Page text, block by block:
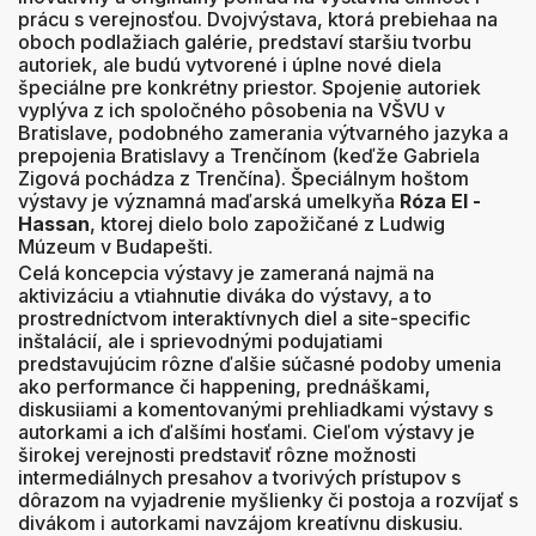
prácu s verejnosťou. Dvojvýstava, ktorá prebiehaa na
oboch podlažiach galérie, predstaví staršiu tvorbu
autoriek, ale budú vytvorené i úplne nové diela
špeciálne pre konkrétny priestor. Spojenie autoriek
vyplýva z ich spoločného pôsobenia na VŠVU v
Bratislave, podobného zamerania výtvarného jazyka a
prepojenia Bratislavy a Trenčínom (keďže Gabriela
Zigová pochádza z Trenčína). Špeciálnym hoštom
výstavy je významná maďarská umelkyňa Róza El -
Hassan, ktorej dielo bolo zapožičané z Ludwig
Múzeum v Budapešti.
Celá koncepcia výstavy je zameraná najmä na
aktivizáciu a vtiahnutie diváka do výstavy, a to
prostredníctvom interaktívnych diel a site-specific
inštalácií, ale i sprievodnými podujatiami
predstavujúcim rôzne ďalšie súčasné podoby umenia
ako performance či happening, prednáškami,
diskusiiami a komentovanými prehliadkami výstavy s
autorkami a ich ďalšími hosťami. Cieľom výstavy je
širokej verejnosti predstaviť rôzne možnosti
intermediálnych presahov a tvorivých prístupov s
dôrazom na vyjadrenie myšlienky či postoja a rozvíjať s
divákom i autorkami navzájom kreatívnu diskusiu.